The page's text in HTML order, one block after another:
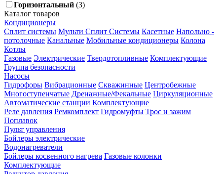
Горизонтальный (3)
Каталог товаров
Кондиционеры
Сплит системы Мульти Сплит Системы Касетные Напольно -
потолочные Канальные Мобильные кондиционеры Колона
Котлы
Газовые Электрические Твердотопливные Комплектующие
Группа безопасности
Насосы
Гидрофоры Вибрационные Скважинные Центробежные
Многоступенчатые Дренажные/Фекальные Циркуляционные
Автоматические станции Комплектующие
Реле давления Ремкомплект Гидромуфты Трос и зажим
Поплавок
Пульт управления
Бойлеры электрические
Водонагреватели
Бойлеры косвенного нагрева Газовые колонки
Комплектующие